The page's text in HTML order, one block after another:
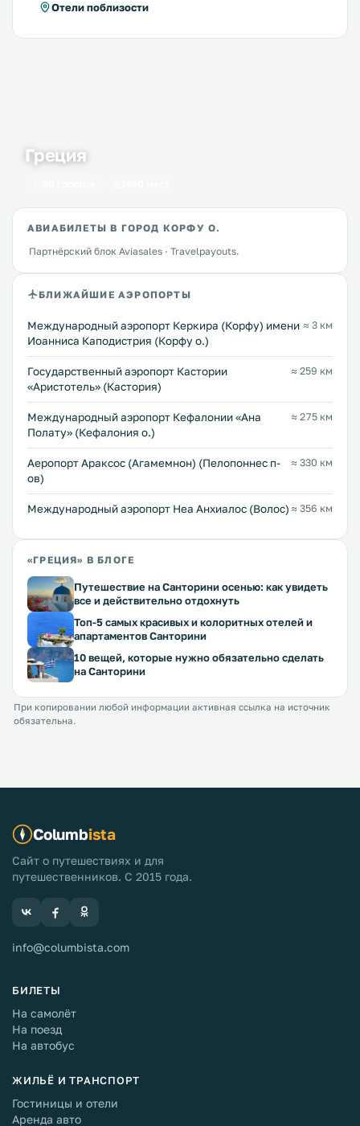
Отели поблизости
Греция
АВИАБИЛЕТЫ В ГОРОД КОРФУ О.
Партнёрский блок Aviasales · Travelpayouts.
БЛИЖАЙШИЕ АЭРОПОРТЫ
Международный аэропорт Керкира (Корфу) имени
Иоанниса Каподистрия (Корфу о.)
≈ 3 км
Государственный аэропорт Кастории
«Аристотель» (Кастория)
≈ 259 км
Международный аэропорт Кефалонии «Ана
Полату» (Кефалония о.)
≈ 275 км
Аеропорт Араксос (Агамемнон) (Пелопоннес п-
ов)
≈ 330 км
Международный аэропорт Неа Анхиалос (Волос) ≈ 356 км
«ГРЕЦИЯ» В БЛОГЕ
Путешествие на Санторини осенью: как увидеть
все и действительно отдохнуть
Топ-5 самых красивых и колоритных отелей и
апартаментов Санторини
10 вещей, которые нужно обязательно сделать
на Санторини
При копировании любой информации активная ссылка на источник
обязательна.
Columbista
Сайт о путешествиях и для
путешественников. С 2015 года.
info@columbista.com
БИЛЕТЫ
На самолёт
На поезд
На автобус
ЖИЛЬЁ И ТРАНСПОРТ
Гостиницы и отели
Аренда авто